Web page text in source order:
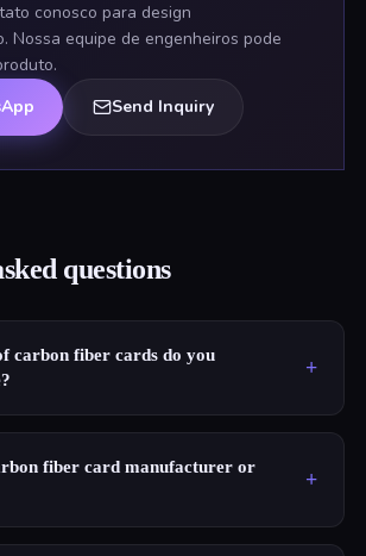
conosco para design
Nossa equipe de engenheiros pode
Send Inquiry
questions
carbon fiber cards do you
+
fiber card manufacturer or
+